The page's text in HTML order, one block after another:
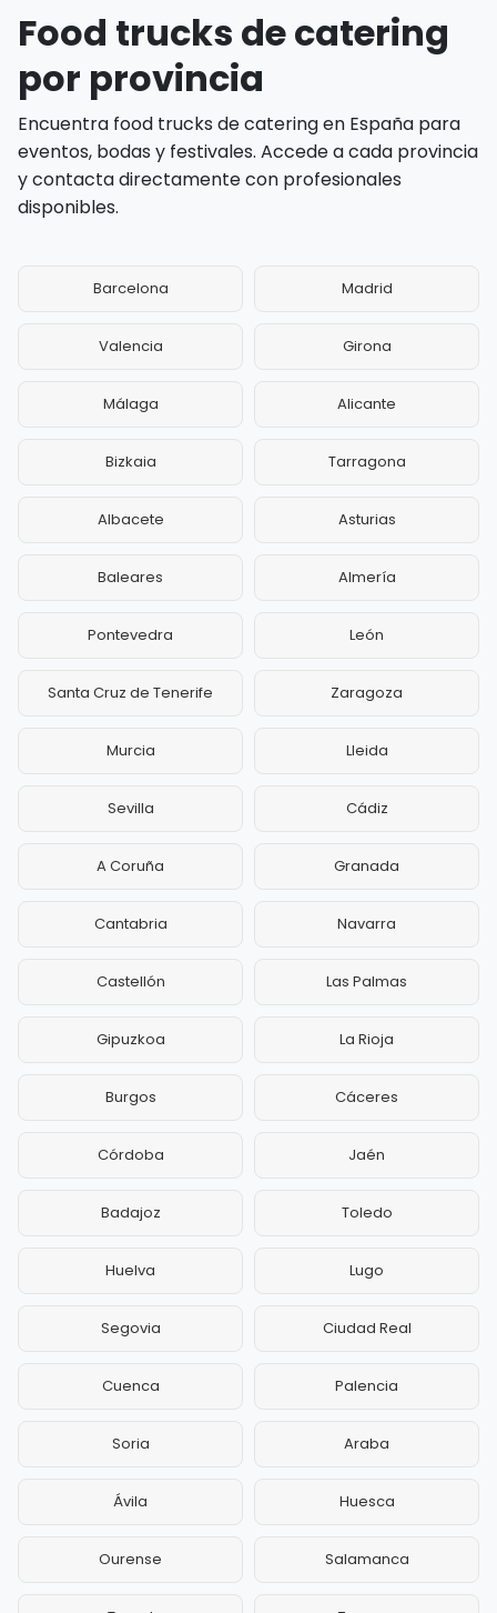
Food trucks de catering
por provincia
Encuentra food trucks de catering en España para
eventos, bodas y festivales. Accede a cada provincia
y contacta directamente con profesionales
disponibles.
Barcelona Madrid
Valencia Girona
Málaga Alicante
Bizkaia Tarragona
Albacete Asturias
Baleares Almería
Pontevedra León
Santa Cruz de Tenerife Zaragoza
Murcia Lleida
Sevilla Cádiz
A Coruña Granada
Cantabria Navarra
Castellón Las Palmas
Gipuzkoa La Rioja
Burgos Cáceres
Córdoba Jaén
Badajoz Toledo
Huelva Lugo
Segovia Ciudad Real
Cuenca Palencia
Soria Araba
Ávila Huesca
Ourense Salamanca